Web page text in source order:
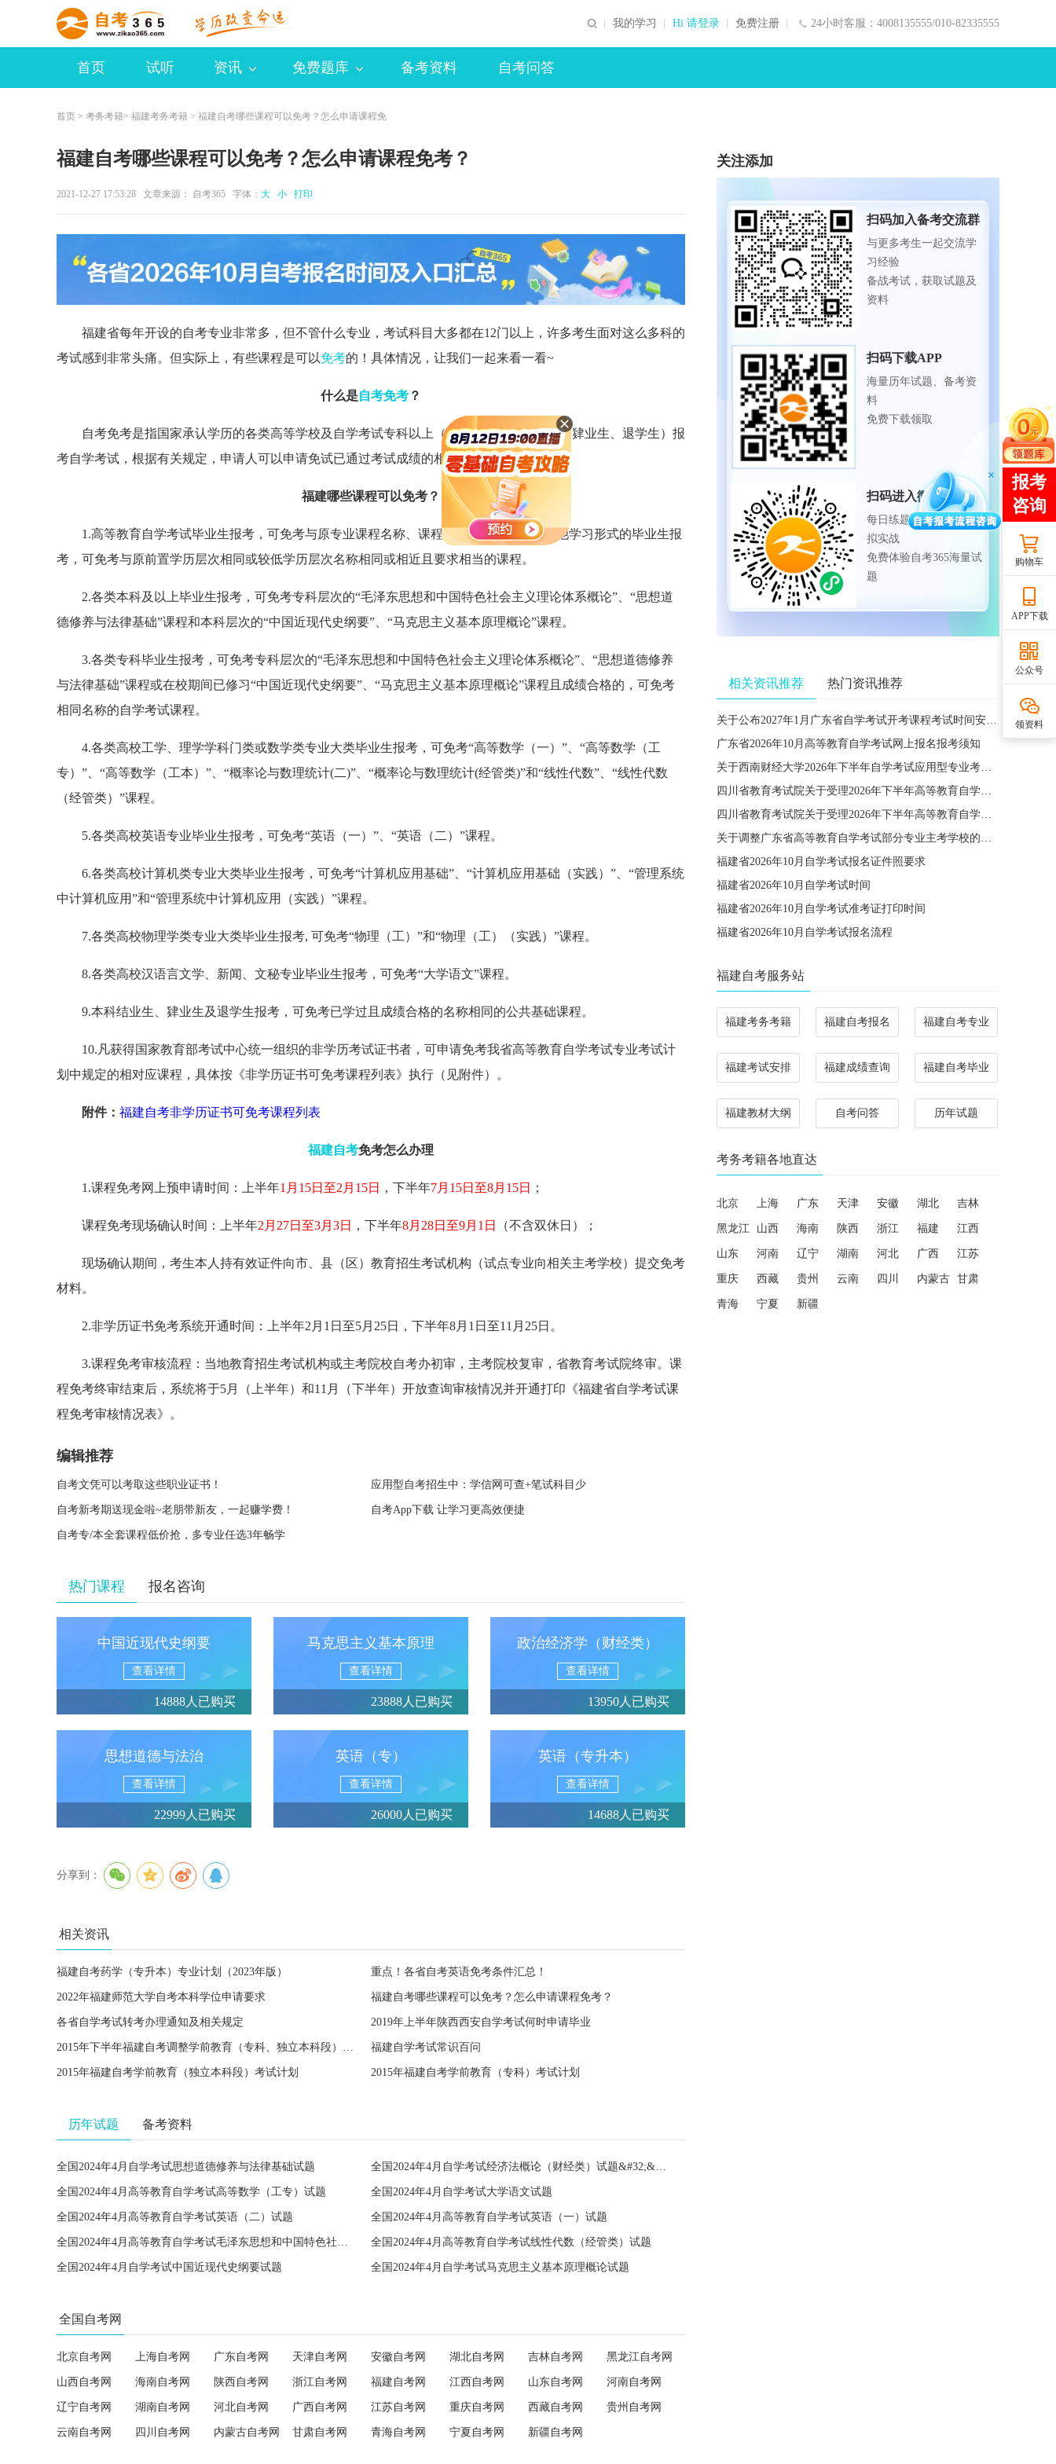
24小时客服：4008135555/010-82335555
我的学习 Hi 请登录 免费注册
首页 试听 资讯 免费题库 备考资料 自考问答
首页 > 考务考籍> 福建考务考籍 > 福建自考哪些课程可以免考？怎么申请课程免
福建自考哪些课程可以免考？怎么申请课程免考？
2021-12-27 17:53:28 文章来源： 自考365 字体： 大 小 打印
福建省每年开设的自考专业非常多，但不管什么专业，考试科目大多都在12门以上，许多考生面对这么多科的
考试感到非常头痛。但实际上，有些课程是可以免考的！具体情况，让我们一起来看一看~
什么是自考免考 ？
自考免考是指国家承认学历的各类高等学校及自学考试专科以上（含专科）的毕业生（及肄业生、退学生）报
考自学考试，根据有关规定，申请人可以申请免试已通过考试成绩的相关课程。
福建哪些课程可以免考？
1.高等教育自学考试毕业生报考，可免考与原专业课程名称、课程代码相同的课程；其他学习形式的毕业生报
考，可免考与原前置学历层次相同或较低学历层次名称相同或相近且要求相当的课程。
2.各类本科及以上毕业生报考，可免考专科层次的“毛泽东思想和中国特色社会主义理论体系概论”、“思想道
德修养与法律基础”课程和本科层次的“中国近现代史纲要”、“马克思主义基本原理概论”课程。
3.各类专科毕业生报考，可免考专科层次的“毛泽东思想和中国特色社会主义理论体系概论”、“思想道德修养
与法律基础”课程或在校期间已修习“中国近现代史纲要”、“马克思主义基本原理概论”课程且成绩合格的，可免考
相同名称的自学考试课程。
4.各类高校工学、理学学科门类或数学类专业大类毕业生报考，可免考“高等数学（一）”、“高等数学（工
专）”、“高等数学（工本）”、“概率论与数理统计(二)”、“概率论与数理统计(经管类)”和“线性代数”、“线性代数
（经管类）”课程。
5.各类高校英语专业毕业生报考，可免考“英语（一）”、“英语（二）”课程。
6.各类高校计算机类专业大类毕业生报考，可免考“计算机应用基础”、“计算机应用基础（实践）”、“管理系统
中计算机应用”和“管理系统中计算机应用（实践）”课程。
7.各类高校物理学类专业大类毕业生报考, 可免考“物理（工）”和“物理（工）（实践）”课程。
8.各类高校汉语言文学、新闻、文秘专业毕业生报考，可免考“大学语文”课程。
9.本科结业生、肄业生及退学生报考，可免考已学过且成绩合格的名称相同的公共基础课程。
10.凡获得国家教育部考试中心统一组织的非学历考试证书者，可申请免考我省高等教育自学考试专业考试计
划中规定的相对应课程，具体按《非学历证书可免考课程列表》执行（见附件）。
附件： 福建自考非学历证书可免考课程列表
福建自考免考怎么办理
1.课程免考网上预申请时间：上半年1月15日至2月15日 ，下半年7月15日至8月15日 ；
课程免考现场确认时间：上半年2月27日至3月3日 ，下半年8月28日至9月1日 （不含双休日）；
现场确认期间，考生本人持有效证件向市、县（区）教育招生考试机构（试点专业向相关主考学校）提交免考
材料。
2.非学历证书免考系统开通时间：上半年2月1日至5月25日，下半年8月1日至11月25日。
3.课程免考审核流程：当地教育招生考试机构或主考院校自考办初审，主考院校复审，省教育考试院终审。课
程免考终审结束后，系统将于5月（上半年）和11月（下半年）开放查询审核情况并开通打印《福建省自学考试课
程免考审核情况表》。
编辑推荐
自考文凭可以考取这些职业证书！ 应用型自考招生中：学信网可查+笔试科目少
自考新考期送现金啦~老朋带新友，一起赚学费！ 自考App下载 让学习更高效便捷
自考专/本全套课程低价抢，多专业任选3年畅学
热门课程 报名咨询
中国近现代史纲要
查看详情
14888人已购买
马克思主义基本原理
查看详情
23888人已购买
政治经济学（财经类）
查看详情
13950人已购买
思想道德与法治
查看详情
22999人已购买
英语（专）
查看详情
26000人已购买
英语（专升本）
查看详情
14688人已购买
分享到：
相关资讯
福建自考药学（专升本）专业计划（2023年版） 重点！各省自考英语免考条件汇总！
2022年福建师范大学自考本科学位申请要求 福建自考哪些课程可以免考？怎么申请课程免考？
各省自学考试转考办理通知及相关规定 2019年上半年陕西西安自学考试何时申请毕业
2015年下半年福建自考调整学前教育（专科、独立本科段）考试计划的通知 福建自学考试常识百问
2015年福建自考学前教育（独立本科段）考试计划 2015年福建自考学前教育（专科）考试计划
历年试题 备考资料
全国2024年4月自学考试思想道德修养与法律基础试题 全国2024年4月自学考试经济法概论（财经类）试题&#32;&#32;
全国2024年4月高等教育自学考试高等数学（工专）试题 全国2024年4月自学考试大学语文试题
全国2024年4月高等教育自学考试英语（二）试题 全国2024年4月高等教育自学考试英语（一）试题
全国2024年4月高等教育自学考试毛泽东思想和中国特色社会主义理论体系概论试题 全国2024年4月高等教育自学考试线性代数（经管类）试题
全国2024年4月自学考试中国近现代史纲要试题 全国2024年4月自学考试马克思主义基本原理概论试题
全国自考网
北京自考网 上海自考网 广东自考网 天津自考网 安徽自考网 湖北自考网 吉林自考网 黑龙江自考网
山西自考网 海南自考网 陕西自考网 浙江自考网 福建自考网 江西自考网 山东自考网 河南自考网
辽宁自考网 湖南自考网 河北自考网 广西自考网 江苏自考网 重庆自考网 西藏自考网 贵州自考网
云南自考网 四川自考网 内蒙古自考网 甘肃自考网 青海自考网 宁夏自考网 新疆自考网
关注添加
扫码加入备考交流群
与更多考生一起交流学
习经验
备战考试，获取试题及
资料
扫码下载APP
海量历年试题、备考资
料
免费下载领取
扫码进入微信小程序
每日练题巩固、考前模
拟实战
免费体验自考365海量试
题
相关资讯推荐 热门资讯推荐
关于公布2027年1月广东省自学考试开考课程考试时间安排和使用教材的通知
广东省2026年10月高等教育自学考试网上报名报考须知
关于西南财经大学2026年下半年自学考试应用型专业考籍更改办理的通知
四川省教育考试院关于受理2026年下半年高等教育自学考试省际转考申请的通告
四川省教育考试院关于受理2026年下半年高等教育自学考试考籍更改申请的通告
关于调整广东省高等教育自学考试部分专业主考学校的通知
福建省2026年10月自学考试报名证件照要求
福建省2026年10月自学考试时间
福建省2026年10月自学考试准考证打印时间
福建省2026年10月自学考试报名流程
福建自考服务站
福建考务考籍 福建自考报名 福建自考专业
福建考试安排 福建成绩查询 福建自考毕业
福建教材大纲 自考问答 历年试题
考务考籍各地直达
北京 上海 广东 天津 安徽 湖北 吉林
黑龙江 山西 海南 陕西 浙江 福建 江西
山东 河南 辽宁 湖南 河北 广西 江苏
重庆 西藏 贵州 云南 四川 内蒙古 甘肃
青海 宁夏 新疆
购物车
APP下载
公众号
领资料